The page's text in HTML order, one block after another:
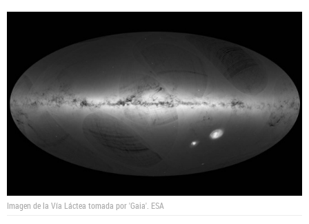
Imagen de la Vía Láctea tomada por 'Gaia'. ESA